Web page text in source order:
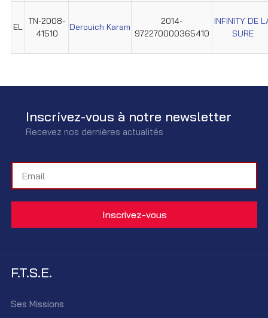
EL
TN-2008-
41510
Derouich Karam
2014-
972270000365410
INFINITY DE
SURE
Inscrivez-vous à notre newsletter
Recevez nos dernières actualités
F.T.S.E.
Ses Missions